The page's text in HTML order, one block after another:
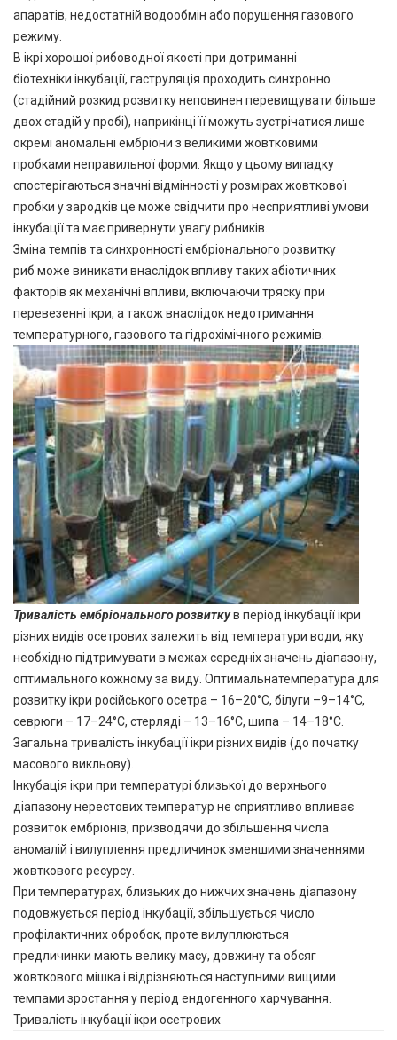
апаратів, недостатній водообмін або порушення газового
режиму.
В ікрі хорошої рибоводної якості при дотриманні
біотехніки інкубації, гаструляція проходить синхронно
(стадійний розкид розвитку неповинен перевищувати більше
двох стадій у пробі), наприкінці її можуть зустрічатися лише
окремі аномальні ембріони з великими жовтковими
пробками неправильної форми. Якщо у цьому випадку
спостерігаються значні відмінності у розмірах жовткової
пробки у зародків це може свідчити про несприятливі умови
інкубації та має привернути увагу рибників.
Зміна темпів та синхронності ембріонального розвитку
риб може виникати внаслідок впливу таких абіотичних
факторів як механічні впливи, включаючи тряску при
перевезенні ікри, а також внаслідок недотримання
температурного, газового та гідрохімічного режимів.
Тривалість ембріонального розвиткув період інкубації ікри
різних видів осетрових залежить від температури води, яку
необхідно підтримувати в межах середніх значень діапазону,
оптимального кожному за виду. Оптимальнатемпература для
розвитку ікри російського осетра – 16–20°С, білуги –9–14°С,
севрюги – 17–24°С, стерляді – 13–16°С, шипа – 14–18°С.
Загальна тривалість інкубації ікри різних видів (до початку
масового викльову).
Інкубація ікри при температурі близької до верхнього
діапазону нерестових температур не сприятливо впливає
розвиток ембріонів, призводячи до збільшення числа
аномалій і вилуплення предличинок зменшими значеннями
жовткового ресурсу.
При температурах, близьких до нижчих значень діапазону
подовжується період інкубації, збільшується число
профілактичних обробок, проте вилуплюються
предличинки мають велику масу, довжину та обсяг
жовткового мішка і відрізняються наступними вищими
темпами зростання у період ендогенного харчування.
Тривалість інкубації ікри осетрових